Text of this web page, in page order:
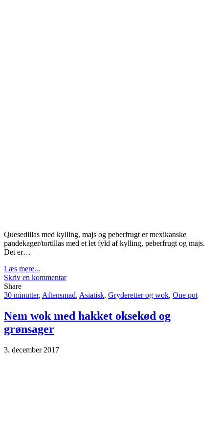
Quesedillas med kylling, majs og peberfrugt er mexikanske
pandekager/tortillas med et let fyld af kylling, peberfrugt og majs.
Det er…
Læs mere...
Skriv en kommentar
Share
30 minutter, Aftensmad, Asiatisk, Gryderetter og wok, One pot
Nem wok med hakket oksekød og
grønsager
3. december 2017